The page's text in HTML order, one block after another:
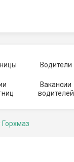
Водители
Вакансии
водителей